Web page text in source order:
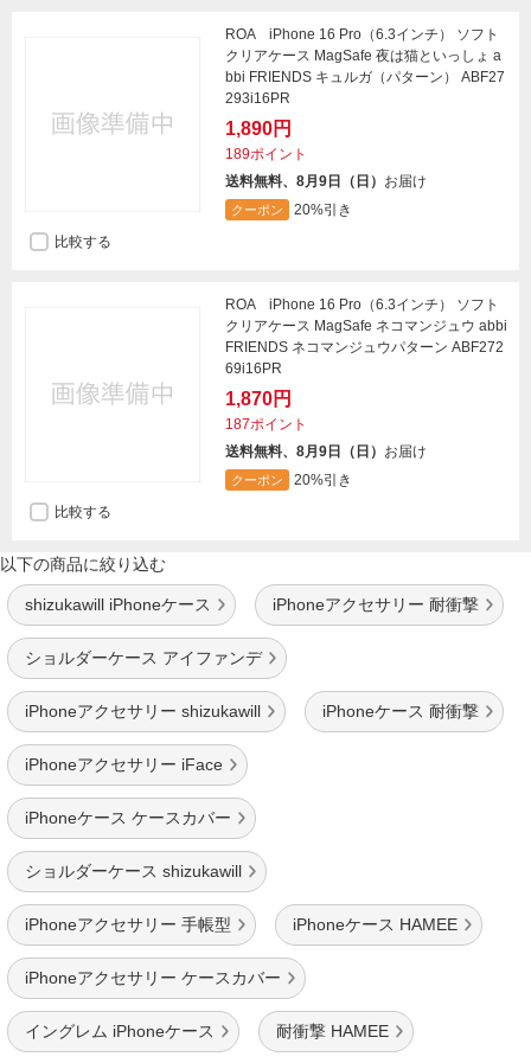
ROA iPhone 16 Pro（6.3インチ） ソフト
クリアケース MagSafe 夜は猫といっしょ a
bbi FRIENDS キュルガ（パターン） ABF27
293i16PR
1,890円
189ポイント
送料無料、8月9日（日） お届け
クーポン
20%引き
比較する
ROA iPhone 16 Pro（6.3インチ） ソフト
クリアケース MagSafe ネコマンジュウ abbi
FRIENDS ネコマンジュウパターン ABF272
69i16PR
1,870円
187ポイント
送料無料、8月9日（日） お届け
クーポン
20%引き
比較する
以下の商品に絞り込む
shizukawill iPhoneケース iPhoneアクセサリー 耐衝撃
ショルダーケース アイファンデ
iPhoneアクセサリー shizukawill iPhoneケース 耐衝撃
iPhoneアクセサリー iFace
iPhoneケース ケースカバー
ショルダーケース shizukawill
iPhoneアクセサリー 手帳型 iPhoneケース HAMEE
iPhoneアクセサリー ケースカバー
イングレム iPhoneケース 耐衝撃 HAMEE